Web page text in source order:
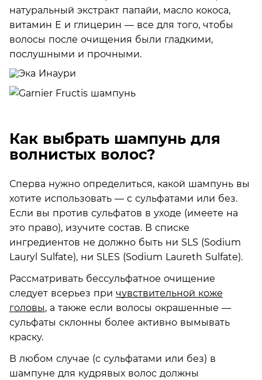
натуральный экстракт папайи, масло кокоса,
витамин Е и глицерин — все для того, чтобы
волосы после очищения были гладкими,
послушными и прочными.
Как выбрать шампунь для
волнистых волос?
Сперва нужно определиться, какой шампунь вы
хотите использовать — с сульфатами или без.
Если вы против сульфатов в уходе (имеете на
это право), изучите состав. В списке
ингредиентов не должно быть ни SLS (Sodium
Lauryl Sulfate), ни SLES (Sodium Laureth Sulfate).
Рассматривать бессульфатное очищение
следует всерьез при чувствительной коже
головы, а также если волосы окрашенные —
сульфаты склонны более активно вымывать
краску.
В любом случае (с сульфатами или без) в
шампуне для кудрявых волос должны